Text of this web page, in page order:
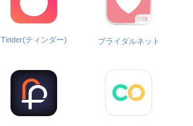
Tinder(ティンダー) ブライダルネット